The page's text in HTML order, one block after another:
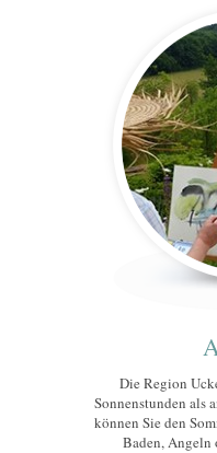
Die Region
Sonnenstunden als
können Sie den
Baden,